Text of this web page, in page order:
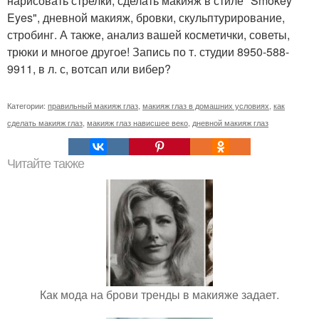
Eyes", дневной макияж, бровки, скульптурирование,
стробинг. А также, анализ вашей косметички, советы,
трюки и многое другое! Запись по т. студии 8950-588-
9911, в л. с, вотсап или вибер?
Категории: правильный макияж глаз макияж глаз в домашних условиях как
сделать макияж глаз макияж глаз нависшее веко дневной макияж глаз
Читайте также
Как мода на брови тренды в макияже задает.